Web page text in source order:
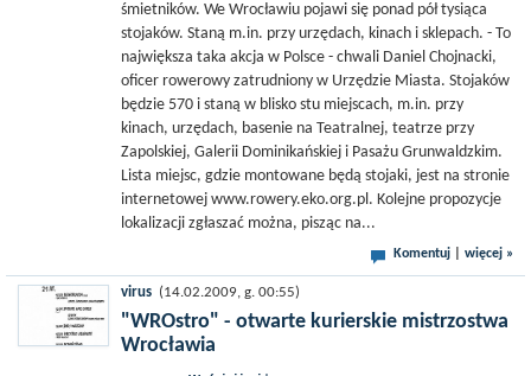
śmietników. We Wrocławiu pojawi się ponad pół tysiąca
stojaków. Staną m.in. przy urzędach, kinach i sklepach. - To
największa taka akcja w Polsce - chwali Daniel Chojnacki,
oficer rowerowy zatrudniony w Urzędzie Miasta. Stojaków
będzie 570 i staną w blisko stu miejscach, m.in. przy
kinach, urzędach, basenie na Teatralnej, teatrze przy
Zapolskiej, Galerii Dominikańskiej i Pasażu Grunwaldzkim.
Lista miejsc, gdzie montowane będą stojaki, jest na stronie
internetowej www.rowery.eko.org.pl. Kolejne propozycje
lokalizacji zgłaszać można, pisząc na...
Komentuj więcej »
virus (14.02.2009, g. 00:55)
"WROstro" - otwarte kurierskie mistrzostwa
Wrocławia